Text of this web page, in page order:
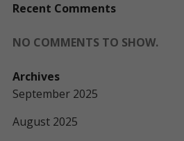
Recent Comments
NO COMMENTS TO SHOW.
Archives
September 2025
August 2025